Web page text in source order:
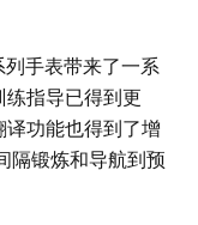
手表带来了一系
指导已得到更
功能也得到了增
隔锻炼和导航到预